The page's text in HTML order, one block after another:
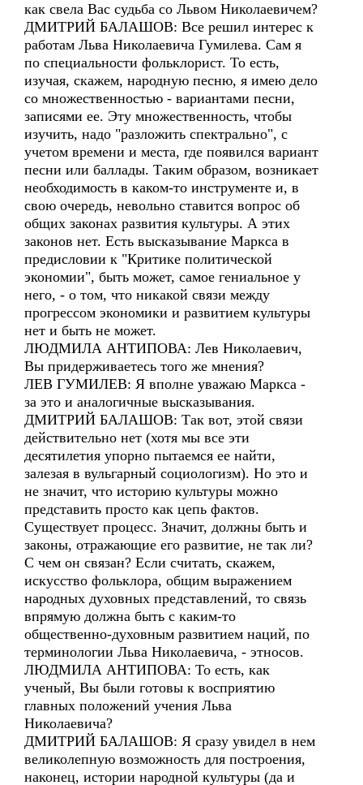
как свела Вас судьба со Львом Николаевичем?
ДМИТРИЙ БАЛАШОВ: Все решил интерес к
работам Льва Николаевича Гумилева. Сам я
по специальности фольклорист. То есть,
изучая, скажем, народную песню, я имею дело
со множественностью - вариантами песни,
записями ее. Эту множественность, чтобы
изучить, надо "разложить спектрально", с
учетом времени и места, где появился вариант
песни или баллады. Таким образом, возникает
необходимость в каком-то инструменте и, в
свою очередь, невольно ставится вопрос об
общих законах развития культуры. А этих
законов нет. Есть высказывание Маркса в
предисловии к "Критике политической
экономии", быть может, самое гениальное у
него, - о том, что никакой связи между
прогрессом экономики и развитием культуры
нет и быть не может.
ЛЮДМИЛА АНТИПОВА: Лев Николаевич,
Вы придерживаетесь того же мнения?
ЛЕВ ГУМИЛЕВ: Я вполне уважаю Маркса -
за это и аналогичные высказывания.
ДМИТРИЙ БАЛАШОВ: Так вот, этой связи
действительно нет (хотя мы все эти
десятилетия упорно пытаемся ее найти,
залезая в вульгарный социологизм). Но это и
не значит, что историю культуры можно
представить просто как цепь фактов.
Существует процесс. Значит, должны быть и
законы, отражающие его развитие, не так ли?
С чем он связан? Если считать, скажем,
искусство фольклора, общим выражением
народных духовных представлений, то связь
впрямую должна быть с каким-то
общественно-духовным развитием наций, по
терминологии Льва Николаевича, - этносов.
ЛЮДМИЛА АНТИПОВА: То есть, как
ученый, Вы были готовы к восприятию
главных положений учения Льва
Николаевича?
ДМИТРИЙ БАЛАШОВ: Я сразу увидел в нем
великолепную возможность для построения,
наконец, истории народной культуры (да и